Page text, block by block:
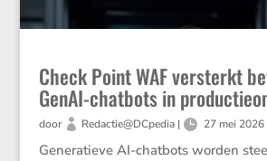
Check Point WAF versterkt
GenAI-chatbots in
door Redactie@DCpedia| 27 mei 2026
Genera­tieve AI-chatbots worden